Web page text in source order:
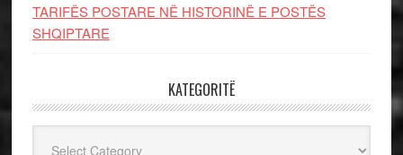
TARIFËS POSTARE NË HISTORINË E POSTËS
SHQIPTARE
KATEGORITË